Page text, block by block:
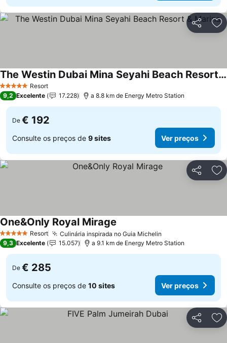
Partilhar
5 Estrelas Resort
The Westin Dubai Mina Seyahi Beach Resort & Marina
9,2 Excelente 17.228 a 8.8 km de Energy Metro Station
De € 192
Consulte os preços de 9 sites Ver preços
Partilhar
5 Estrelas Resort Culinária inspirada no Guia Michelin
One&Only Royal Mirage
9,3 Excelente 15.057 a 9.1 km de Energy Metro Station
De € 285
Consulte os preços de 10 sites Ver preços
Partilhar